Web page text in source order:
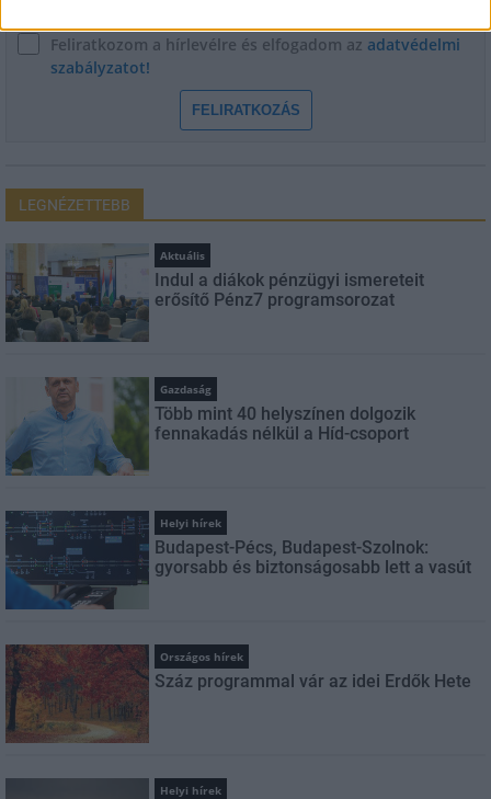
Feliratkozom a hírlevélre és elfogadom az adatvédelmi
szabályzatot!
FELIRATKOZÁS
LEGNÉZETTEBB
Aktuális
Indul a diákok pénzügyi ismereteit
erősítő Pénz7 programsorozat
Gazdaság
Több mint 40 helyszínen dolgozik
fennakadás nélkül a Híd-csoport
Helyi hírek
Budapest-Pécs, Budapest-Szolnok:
gyorsabb és biztonságosabb lett a vasút
Országos hírek
Száz programmal vár az idei Erdők Hete
Helyi hírek